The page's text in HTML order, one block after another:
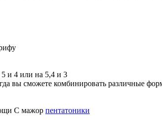
и 4 или на 5,4 и 3
вы сможете комбинировать различные
C мажор пентатоники